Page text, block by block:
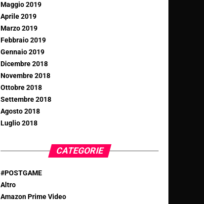
Maggio 2019
Aprile 2019
Marzo 2019
Febbraio 2019
Gennaio 2019
Dicembre 2018
Novembre 2018
Ottobre 2018
Settembre 2018
Agosto 2018
Luglio 2018
CATEGORIE
#POSTGAME
Altro
Amazon Prime Video